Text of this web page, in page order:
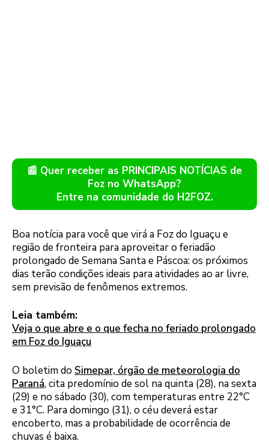
📰 Quer receber as PRINCIPAIS NOTÍCIAS de
Foz no WhatsApp?
Entre na comunidade do H2FOZ.
Boa notícia para você que virá a Foz do Iguaçu e
região de fronteira para aproveitar o feriadão
prolongado de Semana Santa e Páscoa: os próximos
dias terão condições ideais para atividades ao ar livre,
sem previsão de fenômenos extremos.
Leia também:
Veja o que abre e o que fecha no feriado prolongado
em Foz do Iguaçu
O boletim do Simepar, órgão de meteorologia do
Paraná, cita predomínio de sol na quinta (28), na sexta
(29) e no sábado (30), com temperaturas entre 22°C
e 31°C. Para domingo (31), o céu deverá estar
encoberto, mas a probabilidade de ocorrência de
chuvas é baixa.